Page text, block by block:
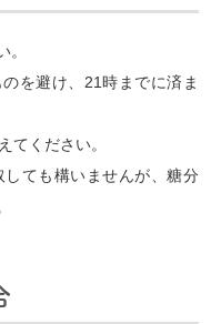
を避け、21時までに済ま
てください。
ても構いませんが、糖分